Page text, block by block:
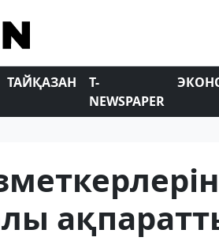
ТАЙҚАЗАН
T-
NEWSPAPER